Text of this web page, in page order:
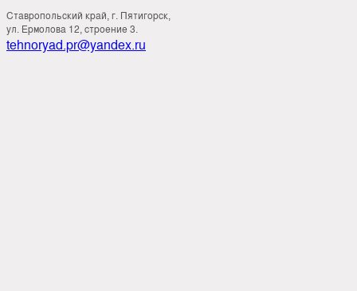
Ставропольский край, г. Пятигорск,
ул. Ермолова 12, строение 3.
tehnoryad.pr@yandex.ru